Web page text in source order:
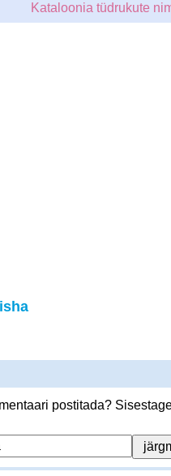
Kataloonia tüdrukute
postitada?